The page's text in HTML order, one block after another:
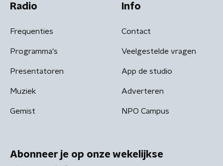
Radio
Frequenties
Programma's
Presentatoren
Muziek
Gemist
Info
Contact
Veelgestelde vragen
App de studio
Adverteren
NPO Campus
Abonneer je op onze wekelijkse